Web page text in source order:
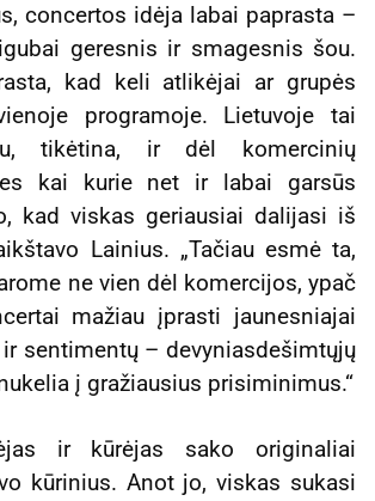
concertos idėja labai paprasta –
geresnis ir smagesnis šou.
kad keli atlikėjai ar grupės
programoje. Lietuvoje tai
tikėtina, ir dėl komercinių
kai kurie net ir labai garsūs
kad viskas geriausiai dalijasi iš
Lainius. „Tačiau esmė ta,
ne vien dėl komercijos, ypač
mažiau įprasti jaunesniajai
sentimentų – devyniasdešimtųjų
į gražiausius prisiminimus.“
ir kūrėjas sako originaliai
kūrinius. Anot jo, viskas sukasi